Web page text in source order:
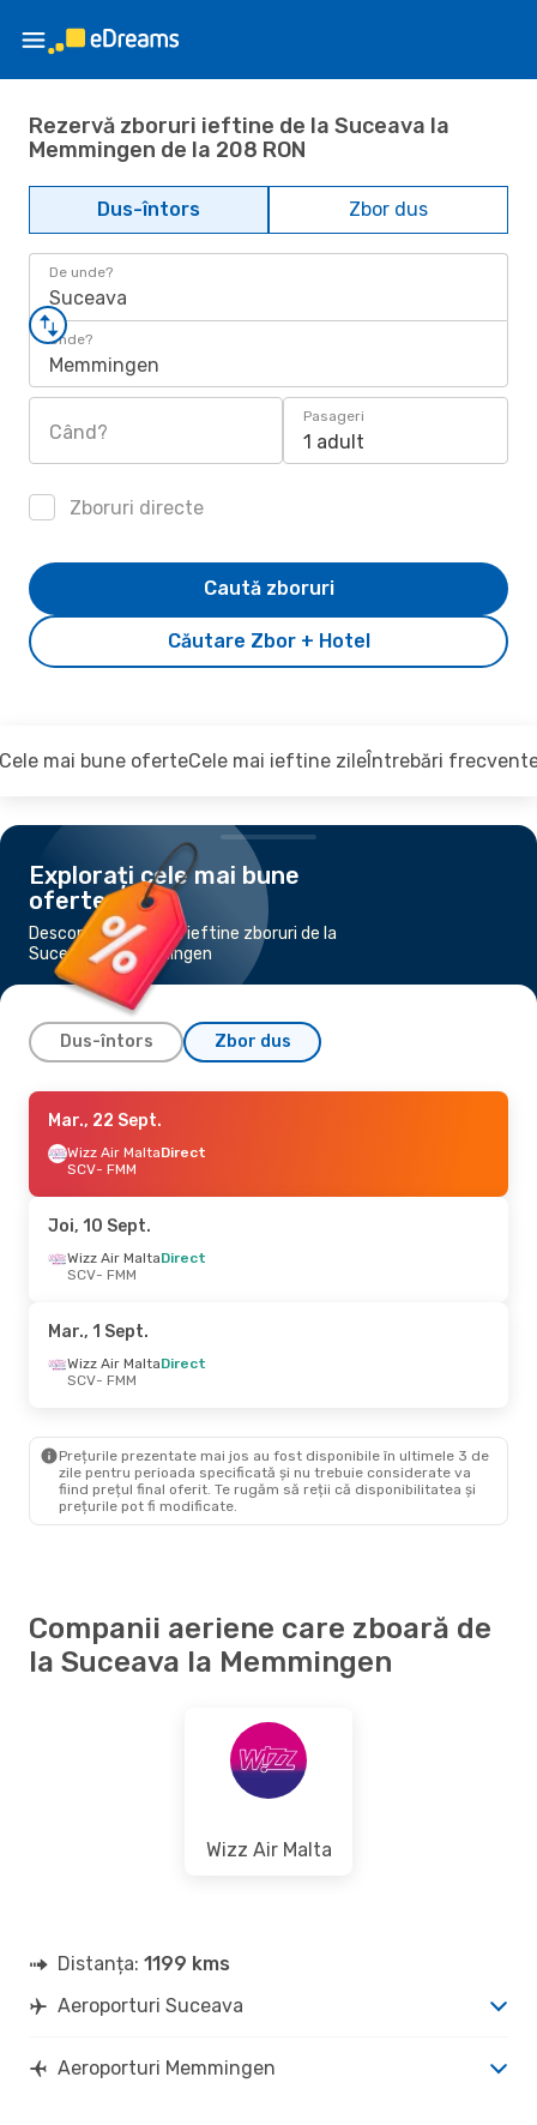
Rezervă zboruri ieftine de la Suceava la
Memmingen de la 208 RON
Dus-întors Zbor dus
De unde?
Suceava
Unde?
Memmingen
Când?
Pasageri
1 adult
Zboruri directe
Căutare Zbor + Hotel
Caută zboruri
mai bune oferteCele mai ieftine zileÎntrebări
Explorați cele mai bune
oferte
Descoperiți cele mai ieftine zboruri de la
Suceava la Memmingen
Dus-întors Zbor dus
Mar., 27 Oct.- Joi, 29 Oct.
Wizz Air MaltaDirect
SCV- FMM
FMM- SCV
Joi, 10 Sept.- Joi, 17 Sept.
Wizz Air Malta
FMM - SCV
SCV
- FMM
Wizz Air MaltaDirect
FMM- SCV
Mar., 22 Sept.
Wizz Air MaltaDirect
SCV- FMM
Joi, 10 Sept.
Wizz Air MaltaDirect
SCV- FMM
Mar., 1 Sept.
Wizz Air MaltaDirect
SCV- FMM
Prețurile prezentate mai jos au fost disponibile în ultimele 3 de
zile pentru perioada specificată și nu trebuie considerate va
fiind prețul final oferit. Te rugăm să reții că disponibilitatea și
prețurile pot fi modificate.
Companii aeriene care zboară de
la Suceava la Memmingen
Wizz Air Malta
Distanța: 1199 kms
Aeroporturi Suceava
Aeroporturi Memmingen